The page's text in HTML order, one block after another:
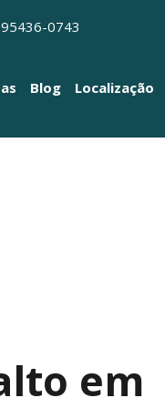
0743
Blog Localização
em